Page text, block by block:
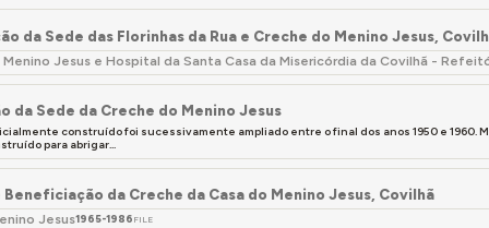
em obras de reparação, renovação, ampliação e
da Sede das Florinhas da Rua e Creche do Menino Jesus,
Jesus e Hospital da Santa Casa da Misericórdia da Covilhã -
da Sede da Creche do Menino Jesus
construído foi sucessivamente ampliado entre o final dos anos 1950 e 1960.
para abrigar...
Beneficiação da Creche da Casa do Menino Jesus, Covilhã
Jesus1965-1986 FILE